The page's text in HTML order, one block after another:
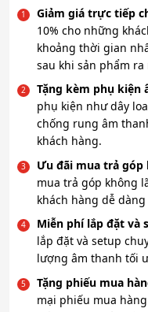
Giảm giá trực tiếp
10% cho những
khoảng thời gian
sau khi sản phẩm ra
Tặng kèm phụ kiện
phụ kiện như dây
chống rung âm
khách hàng.
Ưu đãi mua trả góp
mua trả góp không
khách hàng dễ
Miễn phí lắp đặt và
lắp đặt và setup
lượng âm thanh tối
Tặng phiếu mua
mại phiếu mua